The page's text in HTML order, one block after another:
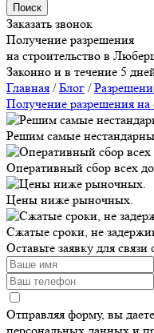
Поиск
Заказать звонок
Получение разрешения
на строительство в
Законно и в течение 5
Главная /Блог /
Получение разрешения
Решим самые
Оперативный сбор всех
Цены ниже рыночных.
Сжатые сроки, не
Оставьте заявку для
Отправляя форму, вы